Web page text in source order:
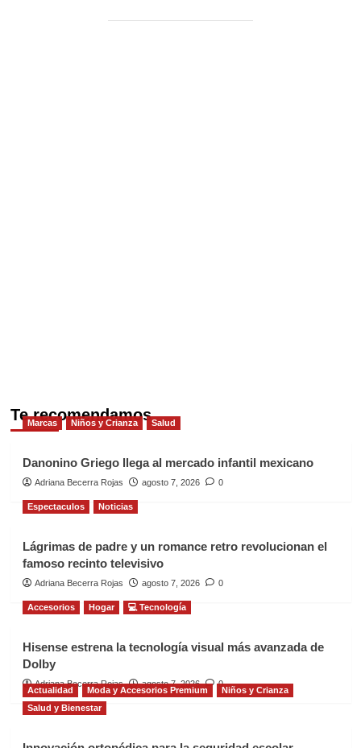
Te recomendamos
Marcas Niños y Crianza Salud
Danonino Griego llega al mercado infantil mexicano
Adriana Becerra Rojas agosto 7, 2026 0
Espectaculos Noticias
Lágrimas de padre y un romance retro revolucionan el
famoso recinto televisivo
Adriana Becerra Rojas agosto 7, 2026 0
Accesorios Hogar 💻 Tecnología
Hisense estrena la tecnología visual más avanzada de
Dolby
Adriana Becerra Rojas agosto 7, 2026 0
Actualidad Moda y Accesorios Premium
Niños y Crianza
Salud y Bienestar